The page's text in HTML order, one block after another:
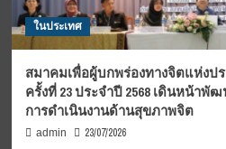
ในประเทศ
สมาคมเพื่อผู้บกพร่องทางจิตแห่งป
ครั้งที่ 23 ประจำปี 2568 เดินหน้าพั
การดำเนินงานด้านสุขภาพจิต
admin 23/07/2026